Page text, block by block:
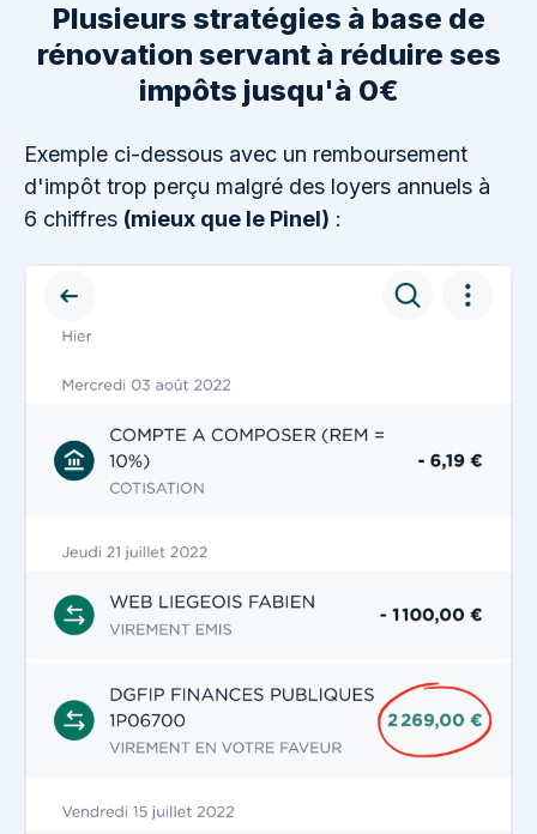
Plusieurs stratégies à base de
rénovation servant à réduire ses
impôts jusqu'à 0€
Exemple ci-dessous avec un remboursement
d'impôt trop perçu malgré des loyers annuels à
6 chiffres (mieux que le Pinel) :